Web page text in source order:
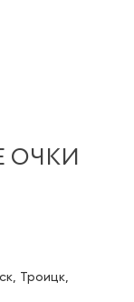
ОЧКИ
Троицк